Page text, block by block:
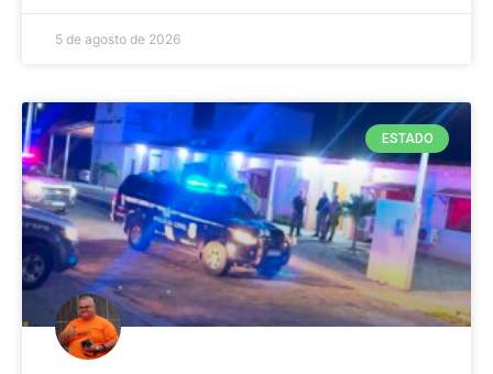
5 de agosto de 2026
ESTADO